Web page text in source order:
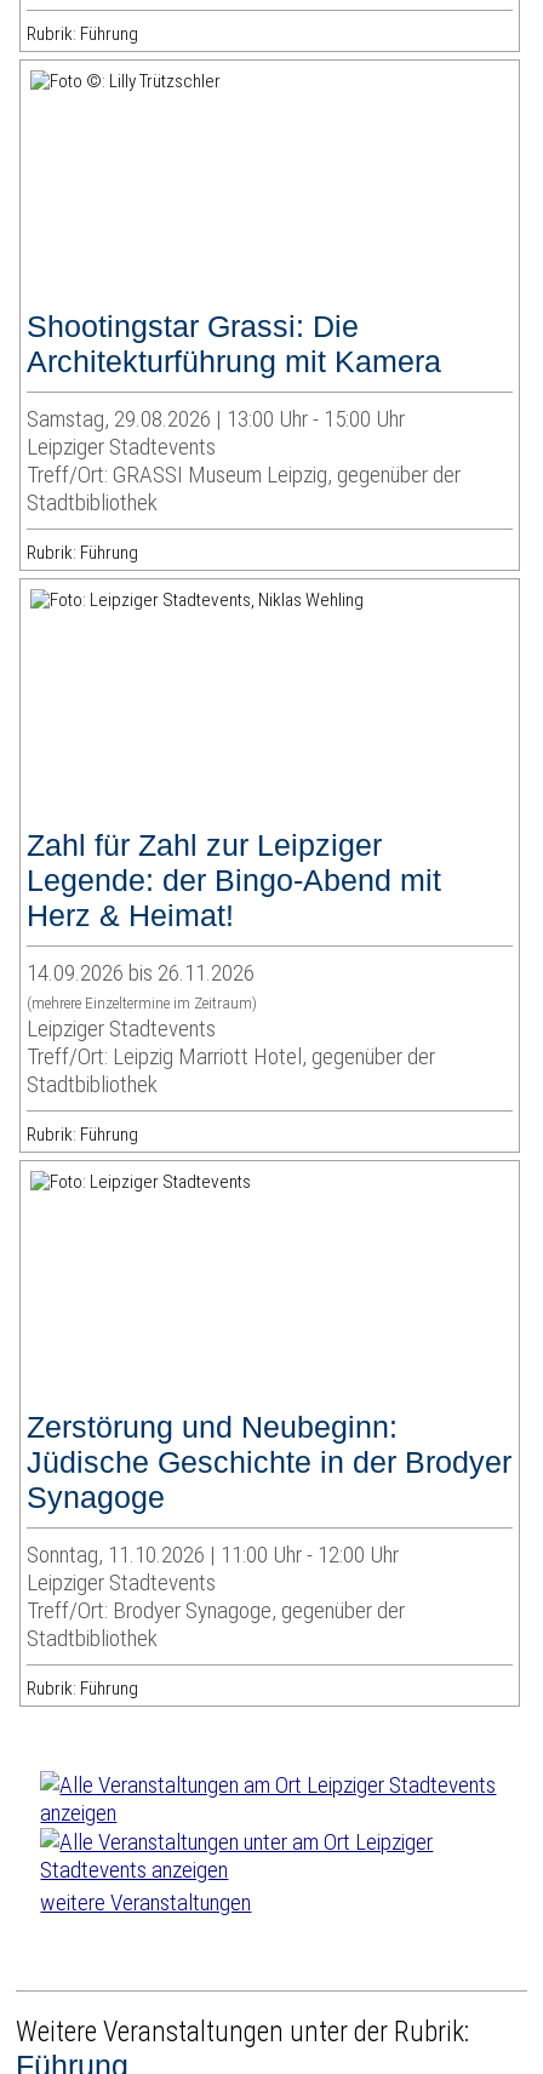
Rubrik: Führung
Shootingstar Grassi: Die
Architekturführung mit Kamera
Samstag, 29.08.2026 | 13:00 Uhr - 15:00 Uhr
Leipziger Stadtevents
Treff/Ort: GRASSI Museum Leipzig, gegenüber der
Stadtbibliothek
Rubrik: Führung
Zahl für Zahl zur Leipziger
Legende: der Bingo-Abend mit
Herz & Heimat!
14.09.2026 bis 26.11.2026
(mehrere Einzeltermine im Zeitraum)
Leipziger Stadtevents
Treff/Ort: Leipzig Marriott Hotel, gegenüber der
Stadtbibliothek
Rubrik: Führung
Zerstörung und Neubeginn:
Jüdische Geschichte in der Brodyer
Synagoge
Sonntag, 11.10.2026 | 11:00 Uhr - 12:00 Uhr
Leipziger Stadtevents
Treff/Ort: Brodyer Synagoge, gegenüber der
Stadtbibliothek
Rubrik: Führung
weitere Veranstaltungen
Weitere Veranstaltungen unter der Rubrik:
Führung